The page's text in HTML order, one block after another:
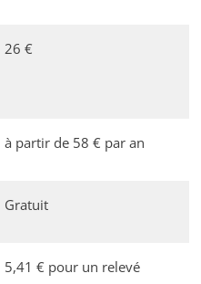
26 €
à partir de 58 € par an
Gratuit
5,41 € pour un relevé